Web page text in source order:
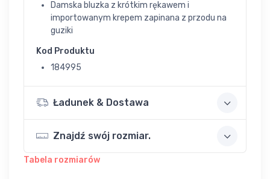
Damska bluzka z krótkim rękawem i
importowanym krepem zapinana z przodu na
guziki
Kod Produktu
184995
Ładunek & Dostawa
Znajdź swój rozmiar.
Tabela rozmiarów